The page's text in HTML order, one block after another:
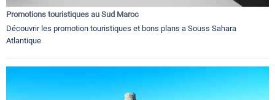
Promotions touristiques au Sud Maroc
Découvrir les promotion touristiques et bons plans a Souss Sahara
Atlantique